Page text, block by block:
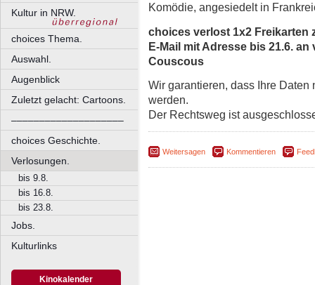
Kultur in NRW.
choices Thema.
Auswahl.
Augenblick
Zuletzt gelacht: Cartoons.
––––––––––––––––––––
choices Geschichte.
Verlosungen.
bis 9.8.
bis 16.8.
bis 23.8.
Jobs.
Kulturlinks
Kinokalender
Komödie, angesiedelt in
choices verlost 1x2 Freikarten
E-Mail mit Adresse bis 21.6.
Couscous
Wir garantieren, dass Ihre
werden.
Der Rechtsweg ist
Weitersagen Kommentieren